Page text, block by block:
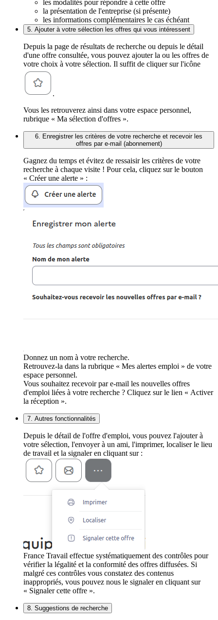
les modalités pour répondre à cette offre
la présentation de l'entreprise (si présente)
les informations complémentaires le cas échéant
5. Ajouter à votre sélection les offres qui vous intéressent
Depuis la page de résultats de recherche ou depuis le détail
d'une offre consultée, vous pouvez ajouter la ou les offres de
votre choix à votre sélection. Il suffit de cliquer sur l'icône
.
Vous les retrouverez ainsi dans votre espace personnel,
rubrique « Ma sélection d'offres ».
6. Enregistrer les critères de votre recherche et recevoir les
offres par e-mail (abonnement)
Gagnez du temps et évitez de ressaisir les critères de votre
recherche à chaque visite ! Pour cela, cliquez sur le bouton
« Créer une alerte » :
Donnez un nom à votre recherche.
Retrouvez-la dans la rubrique « Mes alertes emploi » de votre
espace personnel.
Vous souhaitez recevoir par e-mail les nouvelles offres
d'emploi liées à votre recherche ? Cliquez sur le lien « Activer
la réception ».
7. Autres fonctionnalités
Depuis le détail de l'offre d'emploi, vous pouvez l'ajouter à
votre sélection, l'envoyer à un ami, l'imprimer, localiser le lieu
de travail et la signaler en cliquant sur :
France Travail effectue systématiquement des contrôles pour
vérifier la légalité et la conformité des offres diffusées. Si
malgré ces contrôles vous constatez des contenus
inappropriés, vous pouvez nous le signaler en cliquant sur
« Signaler cette offre ».
8. Suggestions de recherche